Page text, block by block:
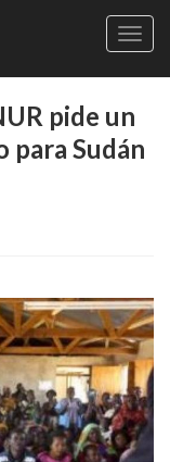
pide un
para Sudán